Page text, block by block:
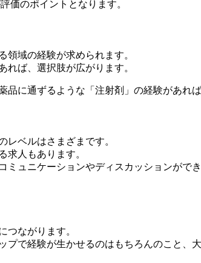
価のポイントとなります。
領域の経験が求められます。
ば、選択肢が広がります。
に通ずるような「注射剤」の経験があれば
レベルはさまざまです。
求人もあります。
ミュニケーションやディスカッションが
つながります。
で経験が生かせるのはもちろんのこと